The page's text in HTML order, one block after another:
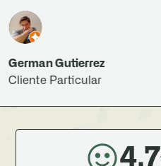
Gutierrez
Particular
4.7